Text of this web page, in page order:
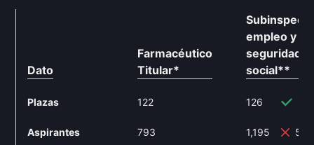
Dato
Farmacéutico
Titular*
Plazas 122
Aspirantes 793
empleo y
seguridad
social**
126
1,195